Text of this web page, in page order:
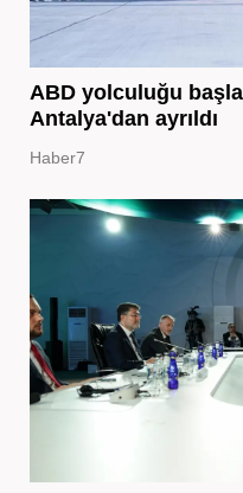
ABD yolculuğu
Antalya'dan ayrıldı
Haber7